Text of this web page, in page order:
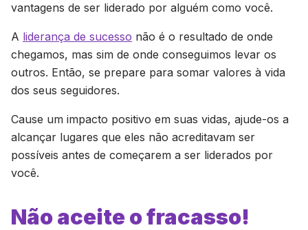
vantagens de ser liderado por alguém como você.
A liderança de sucesso não é o resultado de onde
chegamos, mas sim de onde conseguimos levar os
outros. Então, se prepare para somar valores à vida
dos seus seguidores.
Cause um impacto positivo em suas vidas, ajude-os a
alcançar lugares que eles não acreditavam ser
possíveis antes de começarem a ser liderados por
você.
Não aceite o fracasso!